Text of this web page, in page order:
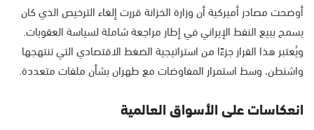
أوضحت مصادر أميركية أن وزارة الخزانة قررت إلغاء الترخيص الذي كان
يسمح ببيع النفط الإيراني في إطار مراجعة شاملة لسياسة العقوبات.
ويُعتبر هذا القرار جزءًا من استراتيجية الضغط الاقتصادي التي تنتهجها
واشنطن، وسط استمرار المفاوضات مع طهران بشأن ملفات متعددة.
انعكاسات على الأسواق العالمية